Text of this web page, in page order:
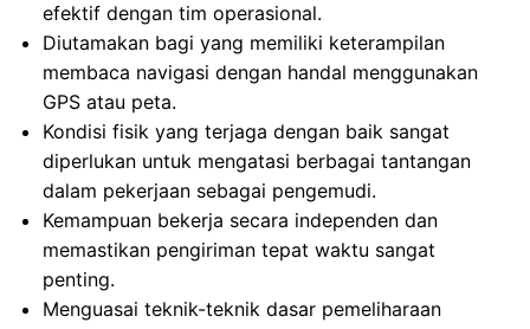
efektif dengan tim operasional.
Diutamakan bagi yang memiliki keterampilan
membaca navigasi dengan handal menggunakan
GPS atau peta.
Kondisi fisik yang terjaga dengan baik sangat
diperlukan untuk mengatasi berbagai tantangan
dalam pekerjaan sebagai pengemudi.
Kemampuan bekerja secara independen dan
memastikan pengiriman tepat waktu sangat
penting.
Menguasai teknik-teknik dasar pemeliharaan